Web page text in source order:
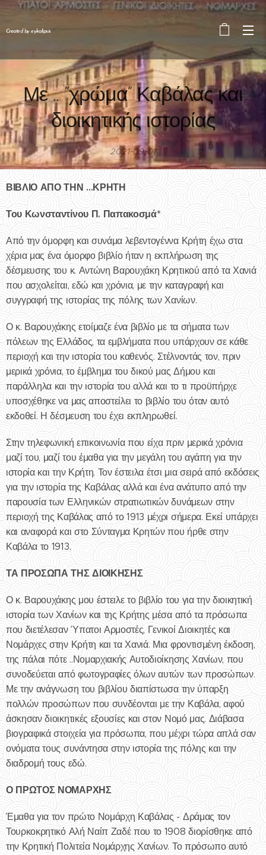
Created by eykalipsis
Με .. “χρώμα” Καβάλας και
διοικητικής ιστορίας
2021-09-01
ΒΙΒΛΙΟ ΑΠΟ ΤΗΝ ...ΚΡΗΤΗ
Του Κωνσταντίνου Π. Παπακοσμά*
Από την όμορφη και συνάμα λεβεντογέννα Κρήτη έχω στα
χέρια μας ένα όμορφο βιβλίο ήταν η εκπλήρωση της
δέσμευσης του κ. Αντώνη Βαρουχάκη Κρητικού από τα Χανιά
που ασχολείται, εδώ και χρόνια, με την καταγραφή και
συγγραφή της ιστορίας της πόλης των Χανίων.
Ο κ. Βαρουχάκης ετοίμαζε ένα βιβλίο με τα σήματα των
πόλεων της Ελλάδος, τα εμβλήματα που υπάρχουν σε κάθε
περιοχή και την ιστορία του καθενός. Στέλνοντάς τον, πριν
μερικά χρόνια, το έμβλημα του δικού μας Δήμου και
παράλληλα και την ιστορία του αλλά και το τι προϋπήρχε
υποσχέθηκε να μας αποστείλει το βιβλίο του όταν αυτό
εκδοθεί. Η δέσμευση του έχει εκπληρωθεί.
Στην τηλεφωνική επικοινωνία που είχα πριν μερικά χρόνια
μαζί του, μαζί του έμαθα για την μεγάλη του αγάπη για την
ιστορία και την Κρήτη. Τον έστειλα έτσι μια σειρά από εκδόσεις
για την ιστορία της Καβάλας αλλά και ένα ανάτυπο από την
παρουσία των Ελληνικών στρατιωτικών δυνάμεων στην
περιοχή της Καβάλας από το 1913 μέχρι σήμερα. Εκεί υπάρχει
και αναφορά και στο Σύνταγμα Κρητών που ήρθε στην
Καβάλα το 1913.
ΤΑ ΠΡΟΣΩΠΑ ΤΗΣ ΔΙΟΙΚΗΣΗΣ
Ο κ. Βαρουχάκης μου έστειλε το βιβλίο του για την διοικητική
ιστορία των Χανίων και της Κρήτης μέσα από τα πρόσωπα
που διετέλεσαν Ύπατοι Αρμοστές, Γενικοί Διοικητές και
Νομάρχες στην Κρήτη και τα Χανιά. Μια φροντισμένη έκδοση,
της πάλαι πότε ..Νομαρχιακής Αυτοδιοίκησης Χανίων, που
συνοδεύεται από φωτογραφίες όλων αυτών των προσώπων.
Με την ανάγνωση του βιβλίου διαπίστωσα την ύπαρξη
πολλών προσώπων που συνδέονται με την Καβάλα, αφού
άσκησαν διοικητικές εξουσίες και στον Νομό μας. Διάβασα
βιογραφικά στοιχεία για πρόσωπα, που μέχρι τώρα απλά σαν
ονόματα τους συνάντησα στην ιστορία της πόλης και την
διαδρομή τους εδώ.
Ο ΠΡΩΤΟΣ ΝΟΜΑΡΧΗΣ
Έμαθα για τον πρώτο Νομάρχη Καβάλας - Δράμας τον
Τουρκοκρητικό Αλή Ναίπ Ζαδέ που το 1908 διορίσθηκε από
την Κρητική Πολιτεία Νομάρχης Χανίων. Το πρόσωπο αυτό